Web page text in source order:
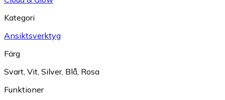
Kategori
Ansiktsverktyg
Färg
Svart, Vit, Silver, Blå, Rosa
Funktioner